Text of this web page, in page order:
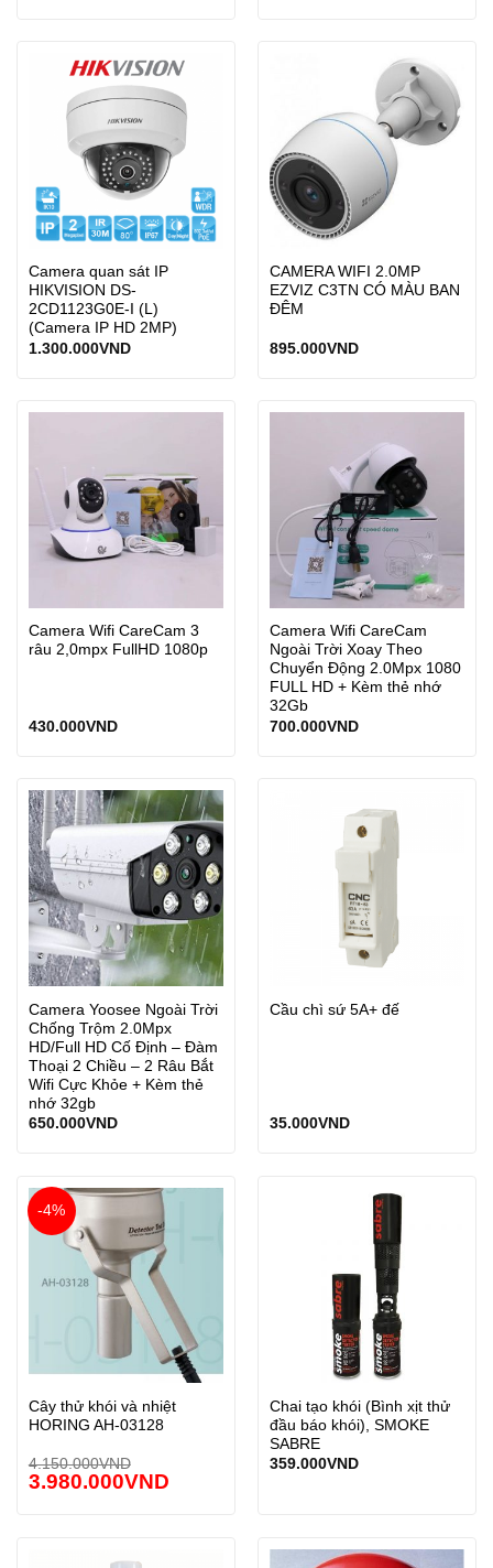
Camera quan sát IP
HIKVISION DS-
2CD1123G0E-I (L)
(Camera IP HD 2MP)
1.300.000VND
CAMERA WIFI 2.0MP
EZVIZ C3TN CÓ MÀU BAN
ĐÊM
895.000VND
Camera Wifi CareCam 3
râu 2,0mpx FullHD 1080p
430.000VND
Camera Wifi CareCam
Ngoài Trời Xoay Theo
Chuyển Động 2.0Mpx 1080
FULL HD + Kèm thẻ nhớ
32Gb
700.000VND
Camera Yoosee Ngoài Trời
Chống Trộm 2.0Mpx
HD/Full HD Cố Định – Đàm
Thoại 2 Chiều – 2 Râu Bắt
Wifi Cực Khỏe + Kèm thẻ
nhớ 32gb
650.000VND
Cầu chì sứ 5A+ đế
35.000VND
-4%
Cây thử khói và nhiệt
HORING AH-03128
4.150.000VND
3.980.000VND
Chai tạo khói (Bình xịt thử
đầu báo khói), SMOKE
SABRE
359.000VND